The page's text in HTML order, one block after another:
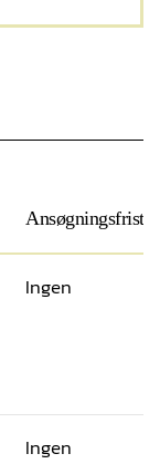
Ansøgningsfrist
Ingen
Ingen